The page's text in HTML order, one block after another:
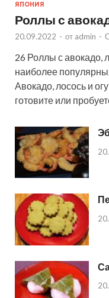
ЯПОНИЯ
Роллы с
20.09.2022 - от admin -
26 Роллы с авокадо,
наиболее
Авокадо, лосось и
готовите или